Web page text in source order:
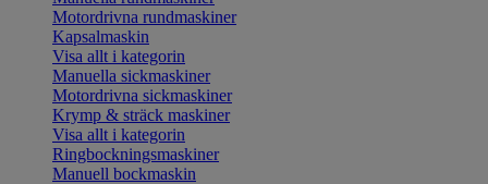
Motordrivna rundmaskiner
Kapsalmaskin
Visa allt i kategorin
Manuella sickmaskiner
Motordrivna sickmaskiner
Krymp & sträck maskiner
Visa allt i kategorin
Ringbockningsmaskiner
Manuell bockmaskin